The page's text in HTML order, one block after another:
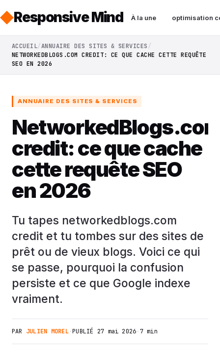
Responsive Mind À la une optimisation
ACCUEIL ANNUAIRE DES SITES & SERVICES
NETWORKEDBLOGS.COM CREDIT: CE QUE CACHE CETTE REQUÊTE
SEO EN 2026
ANNUAIRE DES SITES & SERVICES
credit: ce que cache
cette requête SEO
en 2026
Tu tapes networkedblogs.com
credit et tu tombes sur des sites de
prêt ou de vieux blogs. Voici ce qui
se passe, pourquoi la confusion
persiste et ce que Google indexe
vraiment.
PAR JULIEN MOREL·PUBLIÉ 27 mai 2026·7 min